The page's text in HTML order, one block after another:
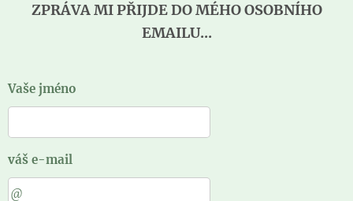
ZPRÁVA MI PŘIJDE DO MÉHO OSOBNÍHO
EMAILU...
Vaše jméno
váš e-mail